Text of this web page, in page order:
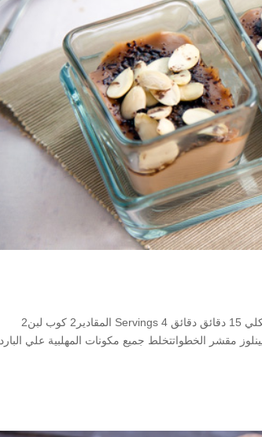
Print Pin مهلبية النوتيلا مطبخ حلويات مدة الإعداد 15 دقائق دقائق الوقت الكلي 15 دقائق دقائق Servings 4 المقادير2 كوب لبن2
للتزيينلوز مقشر الخطواتتخلط جميع مكونات المهلبية علي البارد